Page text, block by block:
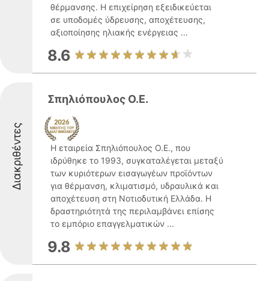
θέρμανσης. Η επιχείρηση εξειδικεύεται
σε υποδομές ύδρευσης, αποχέτευσης,
αξιοποίησης ηλιακής ενέργειας ...
8.6
Διακριθέντες
Σπηλιόπουλος Ο.Ε.
Η εταιρεία Σπηλιόπουλος Ο.Ε., που
ιδρύθηκε το 1993, συγκαταλέγεται μεταξύ
των κυριότερων εισαγωγέων προϊόντων
για θέρμανση, κλιματισμό, υδραυλικά και
αποχέτευση στη Νοτιοδυτική Ελλάδα. Η
δραστηριότητά της περιλαμβάνει επίσης
το εμπόριο επαγγελματικών ...
9.8